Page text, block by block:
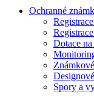
Ochranné
Dotace
Spory a